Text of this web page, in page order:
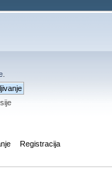
Registracija